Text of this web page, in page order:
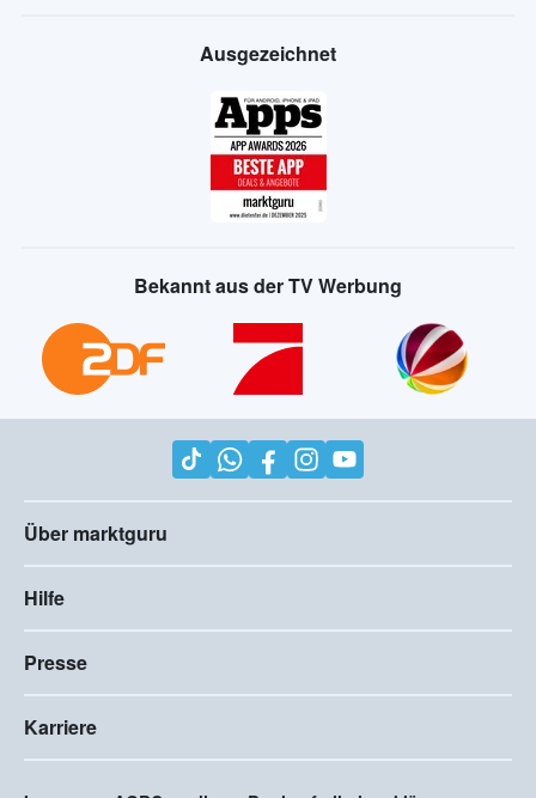
Ausgezeichnet
Bekannt aus der TV Werbung
Über marktguru
Hilfe
Presse
Karriere